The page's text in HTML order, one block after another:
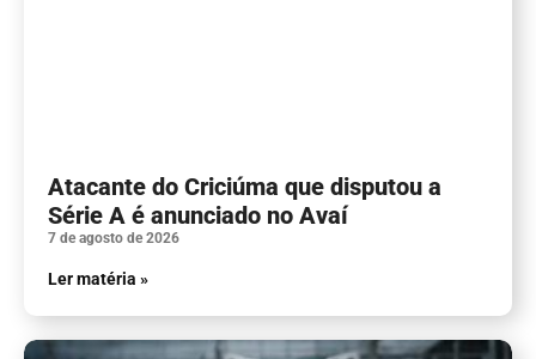
Atacante do Criciúma que disputou a
Série A é anunciado no Avaí
7 de agosto de 2026
Ler matéria »